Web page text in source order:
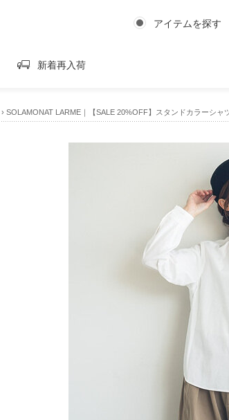
アイテムを探す
新着再入荷
› SOLAMONAT LARME｜【SALE 20%OFF】スタンドカラーシャ